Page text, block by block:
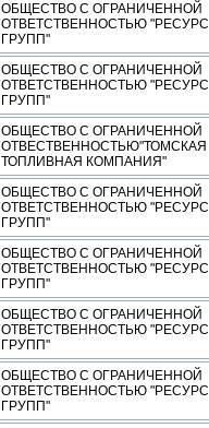
ОБЩЕСТВО С ОГРАНИЧЕННОЙ
ОТВЕТСТВЕННОСТЬЮ "РЕСУРС
ГРУПП"
ОБЩЕСТВО С ОГРАНИЧЕННОЙ
ОТВЕТСТВЕННОСТЬЮ "РЕСУРС
ГРУПП"
ОБЩЕСТВО С ОГРАНИЧЕННОЙ
ОТВЕСТВЕННОСТЬЮ"ТОМСКАЯ
ТОПЛИВНАЯ КОМПАНИЯ"
ОБЩЕСТВО С ОГРАНИЧЕННОЙ
ОТВЕТСТВЕННОСТЬЮ "РЕСУРС
ГРУПП"
ОБЩЕСТВО С ОГРАНИЧЕННОЙ
ОТВЕТСТВЕННОСТЬЮ "РЕСУРС
ГРУПП"
ОБЩЕСТВО С ОГРАНИЧЕННОЙ
ОТВЕТСТВЕННОСТЬЮ "РЕСУРС
ГРУПП"
ОБЩЕСТВО С ОГРАНИЧЕННОЙ
ОТВЕТСТВЕННОСТЬЮ "РЕСУРС
ГРУПП"